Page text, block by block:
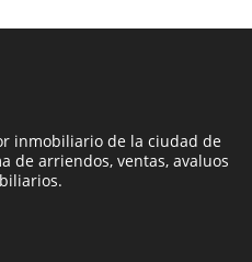
inmobiliario de la ciudad de
de arriendos, ventas, avaluos